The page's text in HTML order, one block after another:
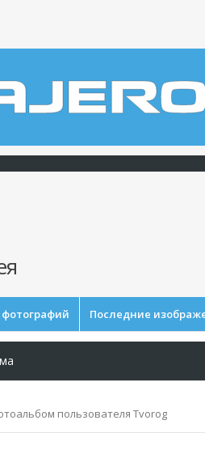
Последние
пользователя Tvorog